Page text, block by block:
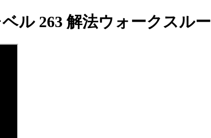
ル 263 解法ウォークスルー